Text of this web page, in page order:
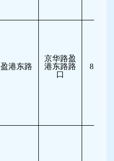
盈港东路
京华路盈
港东路路
口
8:00-